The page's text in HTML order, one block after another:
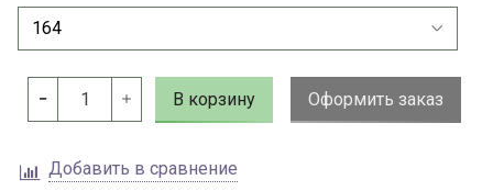
В корзину Оформить заказ
Добавить в сравнение